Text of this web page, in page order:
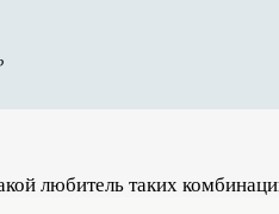
любитель таких